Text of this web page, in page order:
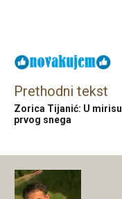
Prethodni tekst
Zorica Tijanić: U mirisu
prvog snega